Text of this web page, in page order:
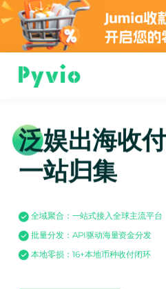
泛娱出海收
一站归集
全域聚合：一站式接入全球主流平台
批量分发：API驱动海量资金分发
本地零损：16+本地币种收付闭环